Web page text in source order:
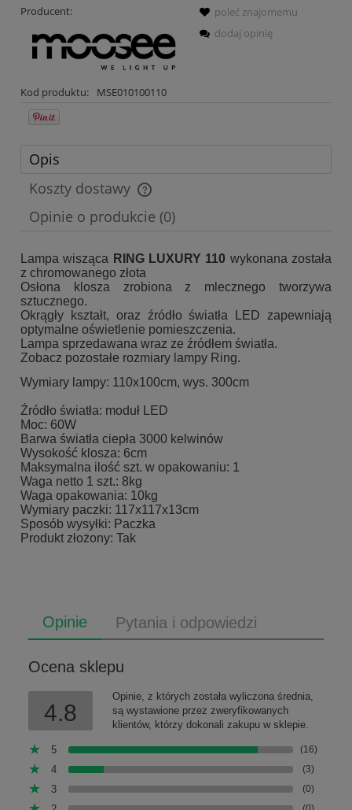
Producent:
Kod produktu: MSE010100110
poleć znajomemu
dodaj opinię
Opis
Koszty dostawy
Cena nie zawiera ewentualnych kosztów płatności
Opinie o produkcie (0)
Lampa wisząca RING LUXURY 110 wykonana została
z chromowanego złota
Osłona klosza zrobiona z mlecznego tworzywa
sztucznego.
Okrągły kształt, oraz źródło światła LED zapewniają
optymalne oświetlenie pomieszczenia.
Lampa sprzedawana wraz ze źródłem światła.
Zobacz pozostałe rozmiary lampy Ring.
Wymiary lampy: 110x100cm, wys. 300cm
Źródło światła: moduł LED
Moc: 60W
Barwa światła ciepła 3000 kelwinów
Wysokość klosza: 6cm
Maksymalna ilość szt. w opakowaniu: 1
Waga netto 1 szt.: 8kg
Waga opakowania: 10kg
Wymiary paczki: 117x117x13cm
Sposób wysyłki: Paczka
Produkt złożony: Tak
Opinie Pytania i odpowiedzi
Ocena sklepu
4.8
Opinie, z których została wyliczona średnia,
są wystawione przez zweryfikowanych
klientów, którzy dokonali zakupu w sklepie.
5 (16)
4 (3)
3 (0)